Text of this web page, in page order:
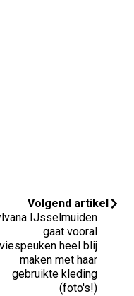
Volgend artikel
IJsselmuiden
gaat vooral
viespeuken heel blij
maken met haar
gebruikte kleding
(foto's!)